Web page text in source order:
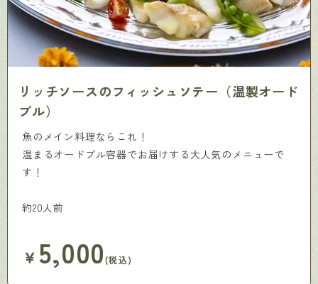
リッチソースのフィッシュソテー（温製オード
ブル）
魚のメイン料理ならこれ！
温まるオードブル容器でお届けする大人気のメニューで
す！
約20人前
￥5,000(税込)